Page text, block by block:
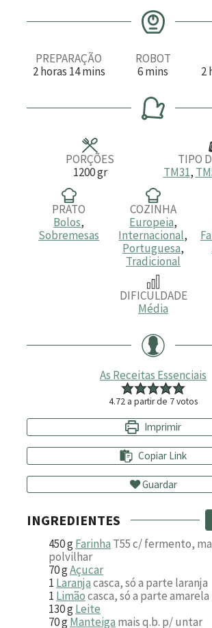
PREPARAÇÃO
2h
a
horas 14m
u
o
s
mins
ROBOT
6m
n
u
t
mins
2h
a
PORÇÕES
1200gr
TIPO
TM31,
PRATO
Bolos,
Sobremesas
COZINHA
Europeia,
Internacional,
Portuguesa,
Tradicional
DIFICULDADE
Média
As Receitas Essenciais
4.72 a partir de 7votos
Imprimir
Copiar Link
Guardar
INGREDIENTES
450gFarinha T55 c/ fermento,
polvilhar
70gAçucar
1 Laranjacasca, só a parte laranja
1 Limãocasca, só a parte amarela
130gLeite
70gManteiga mais q.b. p/ untar